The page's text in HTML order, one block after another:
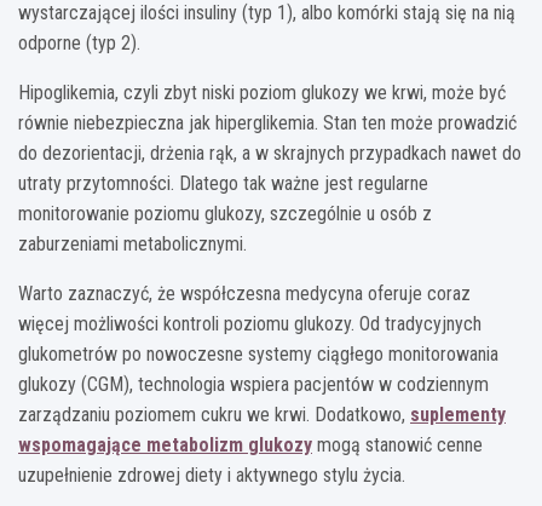
wystarczającej ilości insuliny (typ 1), albo komórki stają się na nią
odporne (typ 2).
Hipoglikemia, czyli zbyt niski poziom glukozy we krwi, może być
równie niebezpieczna jak hiperglikemia. Stan ten może prowadzić
do dezorientacji, drżenia rąk, a w skrajnych przypadkach nawet do
utraty przytomności. Dlatego tak ważne jest regularne
monitorowanie poziomu glukozy, szczególnie u osób z
zaburzeniami metabolicznymi.
Warto zaznaczyć, że współczesna medycyna oferuje coraz
więcej możliwości kontroli poziomu glukozy. Od tradycyjnych
glukometrów po nowoczesne systemy ciągłego monitorowania
glukozy (CGM), technologia wspiera pacjentów w codziennym
zarządzaniu poziomem cukru we krwi. Dodatkowo, suplementy
wspomagające metabolizm glukozy mogą stanowić cenne
uzupełnienie zdrowej diety i aktywnego stylu życia.